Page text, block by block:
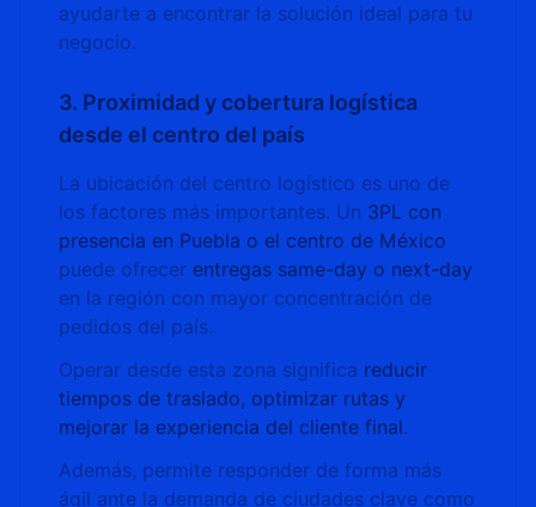
ayudarte a encontrar la solución ideal para tu
negocio.
3. Proximidad y cobertura logística
desde el centro del país
La ubicación del centro logístico es uno de
los factores más importantes. Un 3PL con
presencia en Puebla o el centro de México
puede ofrecer entregas same-day o next-day
en la región con mayor concentración de
pedidos del país.
Operar desde esta zona significa reducir
tiempos de traslado, optimizar rutas y
mejorar la experiencia del cliente final.
Además, permite responder de forma más
ágil ante la demanda de ciudades clave como